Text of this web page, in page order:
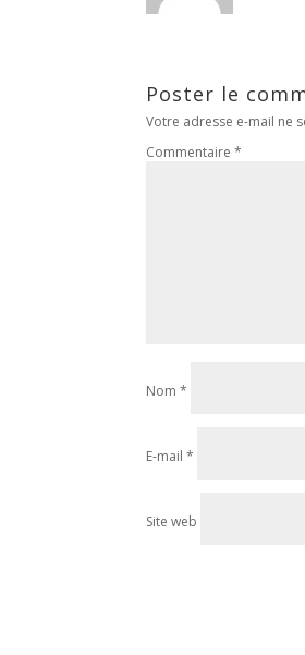
Poster le
Votre adresse e-mail ne
Commentaire*
Nom*
E-mail*
Site web